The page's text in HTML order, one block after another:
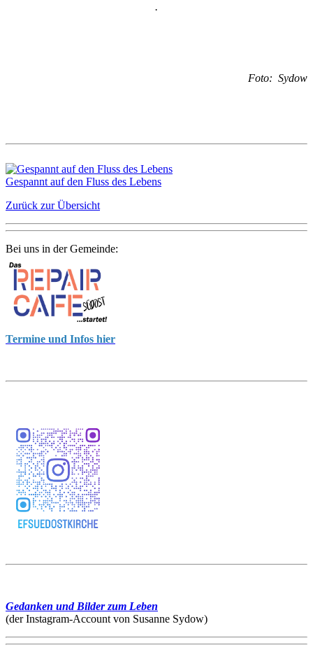
.
Foto: Sydow
Gespannt auf den Fluss des Lebens
Zurück zur Übersicht
Bei uns in der Gemeinde:
Termine und Infos hier
Gedanken und Bilder zum Leben
(der Instagram-Account von Susanne Sydow)